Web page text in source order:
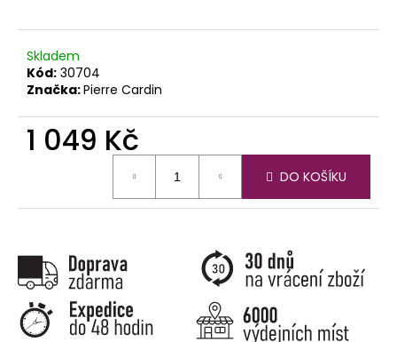
Skladem
Kód: 30704
Značka:Pierre Cardin
1 049 Kč
DO KOŠÍKU